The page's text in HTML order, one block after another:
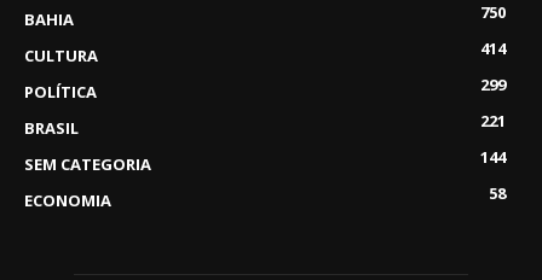
BAHIA
750
CULTURA
414
POLÍTICA
299
BRASIL
221
SEM CATEGORIA
144
ECONOMIA
58